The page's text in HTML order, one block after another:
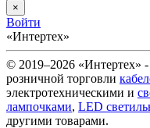
×
Войти
«Интертех»
© 2019–2026 «Интертех»
розничной торговли
электротехническими и
лампочками, LED
другими товарами.